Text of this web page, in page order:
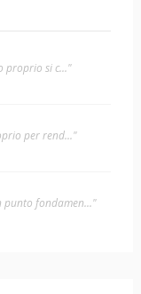
proprio si c..."
per rend..."
fondamen..."